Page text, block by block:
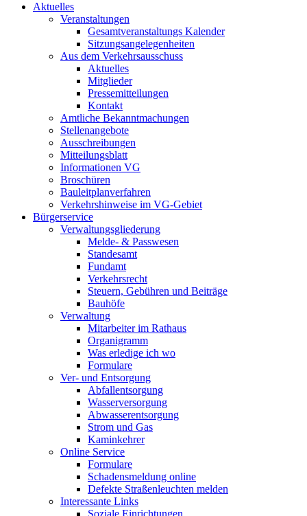
Aktuelles
Veranstaltungen
Gesamtveranstaltungs Kalender
Sitzungsangelegenheiten
Aus dem Verkehrsausschuss
Aktuelles
Mitglieder
Pressemitteilungen
Kontakt
Amtliche Bekanntmachungen
Stellenangebote
Ausschreibungen
Mitteilungsblatt
Informationen VG
Broschüren
Bauleitplanverfahren
Verkehrshinweise im VG-Gebiet
Bürgerservice
Verwaltungsgliederung
Melde- & Passwesen
Standesamt
Fundamt
Verkehrsrecht
Steuern, Gebühren und Beiträge
Bauhöfe
Verwaltung
Mitarbeiter im Rathaus
Organigramm
Was erledige ich wo
Formulare
Ver- und Entsorgung
Abfallentsorgung
Wasserversorgung
Abwasserentsorgung
Strom und Gas
Kaminkehrer
Online Service
Formulare
Schadensmeldung online
Defekte Straßenleuchten melden
Interessante Links
Soziale Einrichtungen